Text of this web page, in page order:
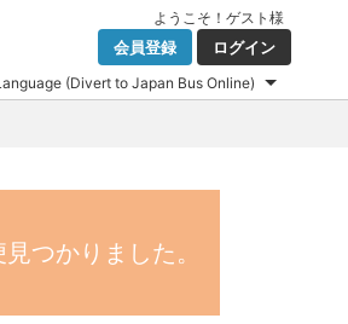
ようこそ！ ゲスト 様
会員登録 ログイン
(Divert to Japan Bus Online)
つかりました。